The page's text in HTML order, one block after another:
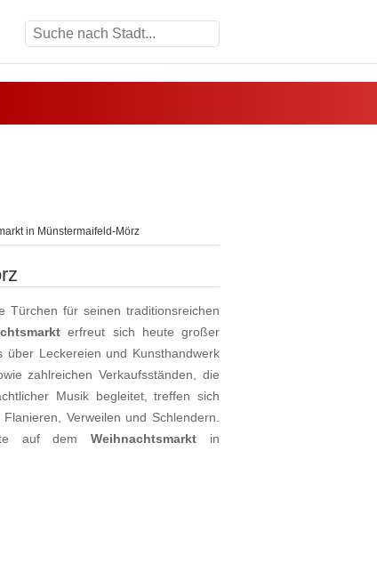
in Münstermaifeld-Mörz
Türchen für seinen traditionsreichen
erfreut sich heute großer
über Leckereien und Kunsthandwerk
zahlreichen Verkaufsständen, die
Musik begleitet, treffen sich
Verweilen und Schlendern.
auf demWeihnachtsmarkt in